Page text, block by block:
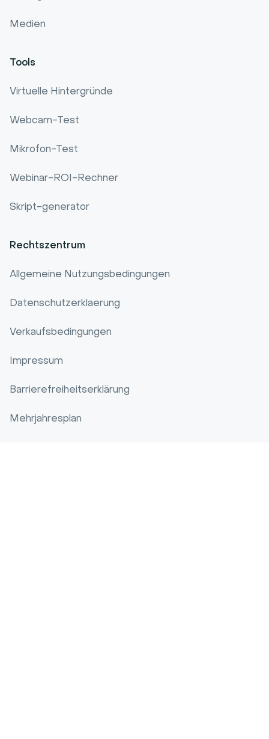
Medien
Tools
Virtuelle Hintergründe
Webcam-Test
Mikrofon-Test
Webinar-ROI-Rechner
Skript-generator
Rechtszentrum
Allgemeine Nutzungsbedingungen
Datenschutzerklaerung
Verkaufsbedingungen
Impressum
Barrierefreiheitserklärung
Mehrjahresplan